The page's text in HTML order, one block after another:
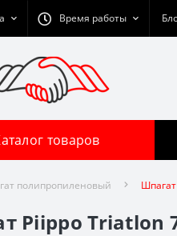
Время работы
товаров
полипропиленовый
Piippo Triatlon